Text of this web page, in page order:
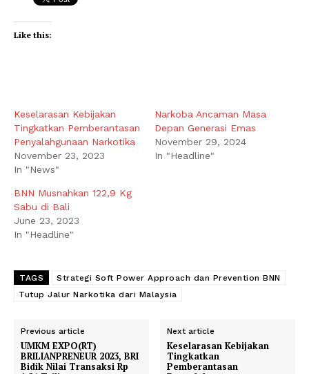
Like this:
Keselarasan Kebijakan
Tingkatkan Pemberantasan
Penyalahgunaan Narkotika
November 23, 2023
In "News"
Narkoba Ancaman Masa
Depan Generasi Emas
November 29, 2024
In "Headline"
BNN Musnahkan 122,9 Kg
Sabu di Bali
June 23, 2023
In "Headline"
TAGS
Strategi Soft Power Approach dan Prevention BNN
Tutup Jalur Narkotika dari Malaysia
Previous article
UMKM EXPO(RT)
BRILIANPRENEUR 2023, BRI
Bidik Nilai Transaksi Rp
Next article
Keselarasan Kebijakan
Tingkatkan
Pemberantasan